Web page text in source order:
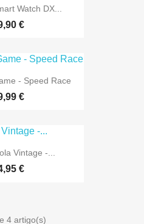
Watch DX...
€
- Speed Race
€
Vintage -...
€
4 artigo(s)